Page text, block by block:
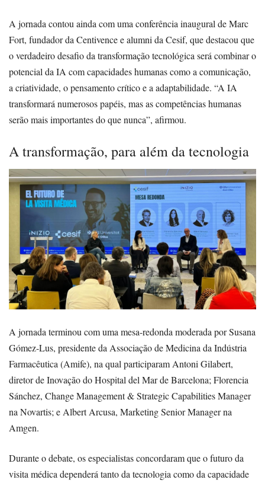
A jornada contou ainda com uma conferência inaugural de Marc
Fort, fundador da Centivence e alumni da Cesif, que destacou que
o verdadeiro desafio da transformação tecnológica será combinar o
potencial da IA com capacidades humanas como a comunicação,
a criatividade, o pensamento crítico e a adaptabilidade. “A IA
transformará numerosos papéis, mas as competências humanas
serão mais importantes do que nunca”, afirmou.
A transformação, para além da tecnologia
A jornada terminou com uma mesa-redonda moderada por Susana
Gómez-Lus, presidente da Associação de Medicina da Indústria
Farmacêutica (Amife), na qual participaram Antoni Gilabert,
diretor de Inovação do Hospital del Mar de Barcelona; Florencia
Sánchez, Change Management & Strategic Capabilities Manager
na Novartis; e Albert Arcusa, Marketing Senior Manager na
Amgen.
Durante o debate, os especialistas concordaram que o futuro da
visita médica dependerá tanto da tecnologia como da capacidade